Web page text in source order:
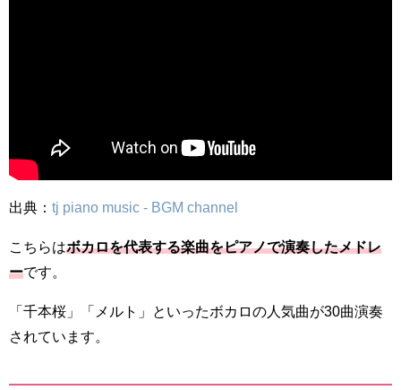
出典： tj piano music - BGM channel
こちらはボカロを代表する楽曲をピアノで演奏したメドレ
ーです。
「千本桜」「メルト」といったボカロの人気曲が30曲演奏
されています。